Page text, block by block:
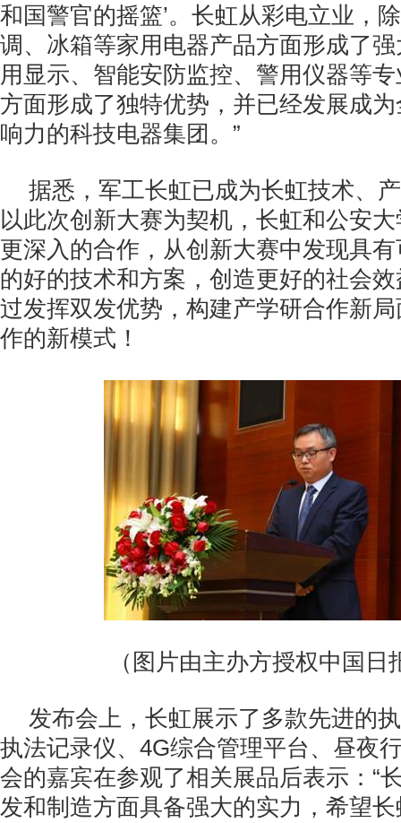
和国警官的摇篮’。长虹从彩电立业，
调、冰箱等家用电器产品方面形成了
用显示、智能安防监控、警用仪器等
方面形成了独特优势，并已经发展成
响力的科技电器集团。”
据悉，军工长虹已成为长虹技术、
以此次创新大赛为契机，长虹和公安
更深入的合作，从创新大赛中发现具
的好的技术和方案，创造更好的社会
过发挥双发优势，构建产学研合作新
作的新模式！
（图片由主办方授权中国日
发布会上，长虹展示了多款先进的
执法记录仪、4G综合管理平台、昼夜
会的嘉宾在参观了相关展品后表示：“
发和制造方面具备强大的实力，希望